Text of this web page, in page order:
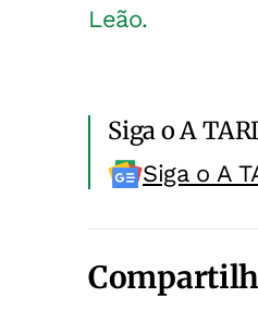
Leão.
Siga o A
Siga o A